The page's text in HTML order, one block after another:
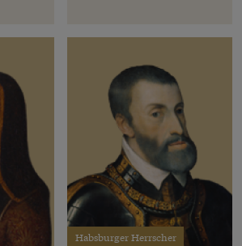
Habsburger Herrscher